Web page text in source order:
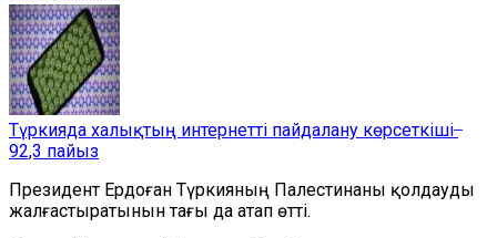
Түркияда халықтың интернетті пайдалану көрсеткіші ̶
92,3 пайыз
Президент Ердоған Түркияның Палестинаны қолдауды
жалғастыратынын тағы да атап өтті.